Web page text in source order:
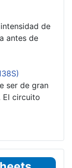
de
antes de
ser de gran
El circuito